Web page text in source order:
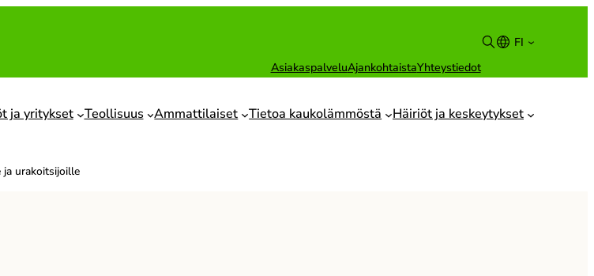
AsiakaspalveluAjankohtaistaYhteystiedot
FI
Suomi
ja yritykset Teollisuus Ammattilaiset Tietoa kaukolämmöstä Häiriöt ja keskeytykset
ja urakoitsijoille